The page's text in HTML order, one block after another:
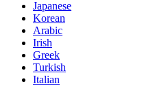
Japanese
Korean
Arabic
Irish
Greek
Turkish
Italian